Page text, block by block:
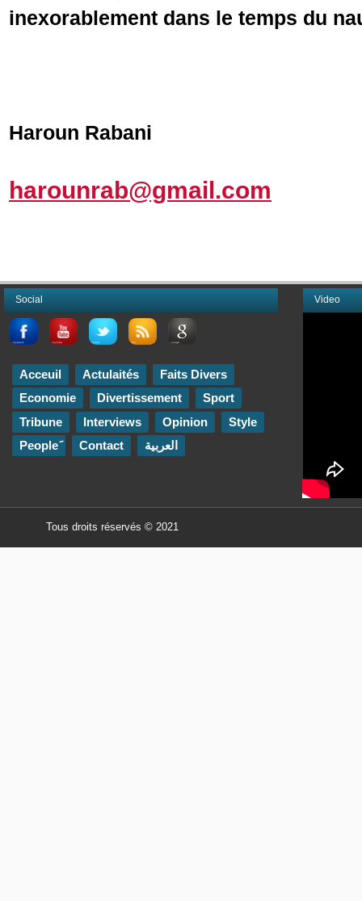
inexorablement dans le temps du
Haroun Rabani
harounrab@gmail.com
Video
Social
Acceuil Actulaités
Faits Divers
Economie
Divertissement
Sport
Tribune
Interviews Opinion
Style
Contact العربية
Tous droits réservés © 2021